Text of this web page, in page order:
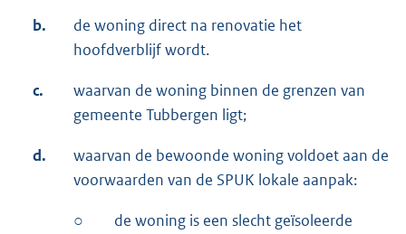
b.
de woning direct na renovatie het
hoofdverblijf wordt.
c.
waarvan de woning binnen de grenzen van
gemeente Tubbergen ligt;
d.
waarvan de bewoonde woning voldoet aan de
voorwaarden van de SPUK lokale aanpak:
○
de woning is een slecht geïsoleerde